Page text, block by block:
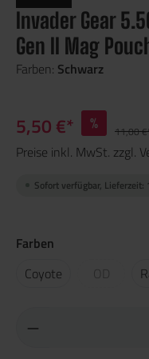
Invader Gear
Gen II Mag
Farben: Schwarz
5,50 €* % 11,00
Preise inkl. MwSt. zzgl.
Sofort verfügbar, Lieferzeit:
Farben
Coyote
OD